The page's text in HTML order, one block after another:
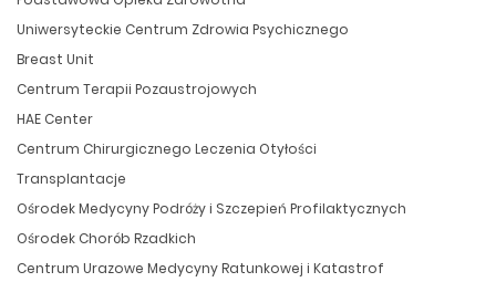
Uniwersyteckie Centrum Zdrowia Psychicznego
Breast Unit
Centrum Terapii Pozaustrojowych
HAE Center
Centrum Chirurgicznego Leczenia Otyłości
Transplantacje
Ośrodek Medycyny Podróży i Szczepień Profilaktycznych
Ośrodek Chorób Rzadkich
Centrum Urazowe Medycyny Ratunkowej i Katastrof